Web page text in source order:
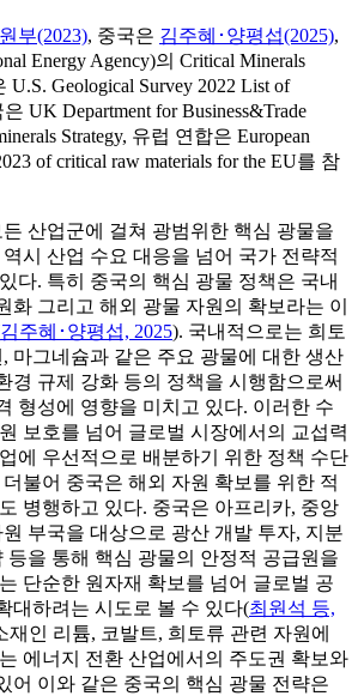
부(2023), 중국은 김주혜･양평섭(2025),
Energy Agency)의 Critical Minerals
U.S. Geological Survey 2022 List of
UK Department for Business&Trade
Strategy, 유럽 연합은 European
of critical raw materials for the EU를 참
산업군에 걸쳐 광범위한 핵심 광물을
시 산업 수요 대응을 넘어 국가 전략적
다. 특히 중국의 핵심 광물 정책은 국내
화 그리고 해외 광물 자원의 확보라는 이
김주혜･양평섭, 2025). 국내적으로는 희토
마그네슘과 같은 주요 광물에 대한 생산
경 규제 강화 등의 정책을 시행함으로써
형성에 영향을 미치고 있다. 이러한 수
보호를 넘어 글로벌 시장에서의 교섭력
에 우선적으로 배분하기 위한 정책 수단
불어 중국은 해외 자원 확보를 위한 적
병행하고 있다. 중국은 아프리카, 중앙
부국을 대상으로 광산 개발 투자, 지분
등을 통해 핵심 광물의 안정적 공급원을
단순한 원자재 확보를 넘어 글로벌 공
대하려는 시도로 볼 수 있다(최원석 등,
재인 리튬, 코발트, 희토류 관련 자원에
에너지 전환 산업에서의 주도권 확보와
어 이와 같은 중국의 핵심 광물 전략은